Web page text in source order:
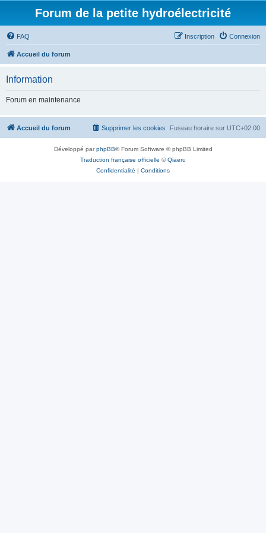
Forum de la petite hydroélectricité
FAQ Connexion
Inscription
Accueil du forum
Information
Forum en maintenance
Accueil du forum Fuseau horaire sur UTC+02:00
Supprimer les cookies
Développé parphpBB® Forum Software © phpBB Limited
Traduction française officielle ©Qiaeru
Confidentialité | Conditions